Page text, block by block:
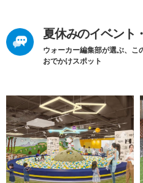
夏休みのイベント
ウォーカー編集部が選ぶ、こ
おでかけスポット